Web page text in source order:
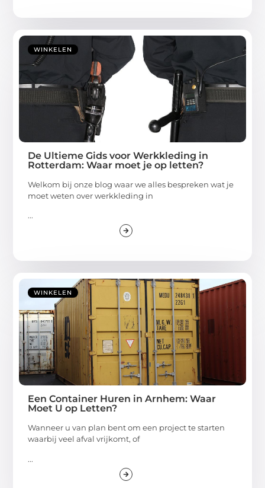
WINKELEN
De Ultieme Gids voor Werkkleding in
Rotterdam: Waar moet je op letten?
Welkom bij onze blog waar we alles bespreken wat je
moet weten over werkkleding in
...
WINKELEN
Een Container Huren in Arnhem: Waar
Moet U op Letten?
Wanneer u van plan bent om een project te starten
waarbij veel afval vrijkomt, of
...